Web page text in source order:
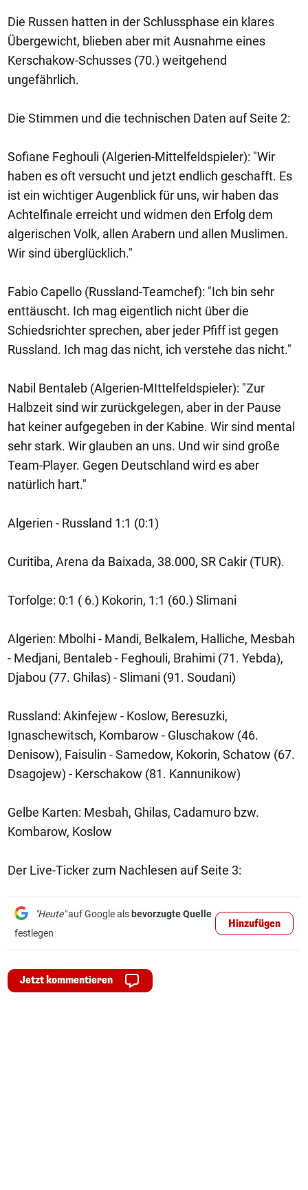
Die Russen hatten in der Schlussphase ein klares
Übergewicht, blieben aber mit Ausnahme eines
Kerschakow-Schusses (70.) weitgehend
ungefährlich.
Die Stimmen und die technischen Daten auf Seite 2:
Sofiane Feghouli (Algerien-Mittelfeldspieler): "Wir
haben es oft versucht und jetzt endlich geschafft. Es
ist ein wichtiger Augenblick für uns, wir haben das
Achtelfinale erreicht und widmen den Erfolg dem
algerischen Volk, allen Arabern und allen Muslimen.
Wir sind überglücklich."
Fabio Capello (Russland-Teamchef): "Ich bin sehr
enttäuscht. Ich mag eigentlich nicht über die
Schiedsrichter sprechen, aber jeder Pfiff ist gegen
Russland. Ich mag das nicht, ich verstehe das nicht."
Nabil Bentaleb (Algerien-MIttelfeldspieler): "Zur
Halbzeit sind wir zurückgelegen, aber in der Pause
hat keiner aufgegeben in der Kabine. Wir sind mental
sehr stark. Wir glauben an uns. Und wir sind große
Team-Player. Gegen Deutschland wird es aber
natürlich hart."
Algerien - Russland 1:1 (0:1)
Curitiba, Arena da Baixada, 38.000, SR Cakir (TUR).
Torfolge: 0:1 ( 6.) Kokorin, 1:1 (60.) Slimani
Algerien: Mbolhi - Mandi, Belkalem, Halliche, Mesbah
- Medjani, Bentaleb - Feghouli, Brahimi (71. Yebda),
Djabou (77. Ghilas) - Slimani (91. Soudani)
Russland: Akinfejew - Koslow, Beresuzki,
Ignaschewitsch, Kombarow - Gluschakow (46.
Denisow), Faisulin - Samedow, Kokorin, Schatow (67.
Dsagojew) - Kerschakow (81. Kannunikow)
Gelbe Karten: Mesbah, Ghilas, Cadamuro bzw.
Kombarow, Koslow
Der Live-Ticker zum Nachlesen auf Seite 3:
"Heute"auf Google als bevorzugte Quelle
festlegen
Hinzufügen
Jetzt kommentieren